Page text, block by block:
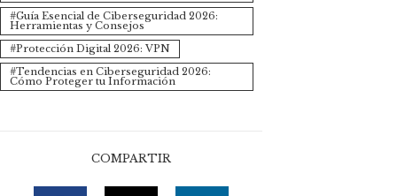
Guía Esencial de Ciberseguridad 2026:
Herramientas y Consejos
Protección Digital 2026: VPN
Tendencias en Ciberseguridad 2026:
Cómo Proteger tu Información
COMPARTIR